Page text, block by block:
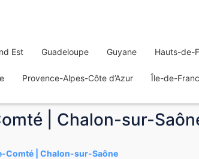
Est Guadeloupe Guyane Hauts-de-
Provence-Alpes-Côte d’Azur Île-de-
| Chalon-sur-
Comté | Chalon-sur-Saône